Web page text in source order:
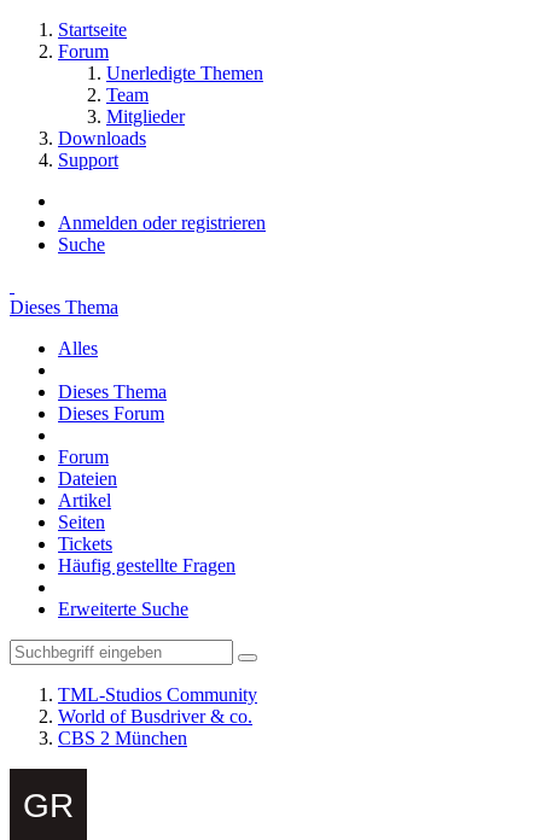
Startseite
Forum
Unerledigte Themen
Team
Mitglieder
Downloads
Support
Anmelden oder registrieren
Suche
Dieses Thema
Alles
Dieses Thema
Dieses Forum
Forum
Dateien
Artikel
Seiten
Tickets
Häufig gestellte Fragen
Erweiterte Suche
TML-Studios Community
World of Busdriver & co.
CBS 2 München